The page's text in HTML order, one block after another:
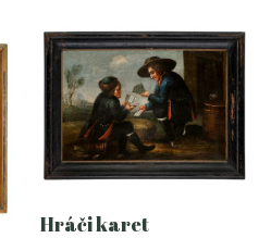
Hráči karet